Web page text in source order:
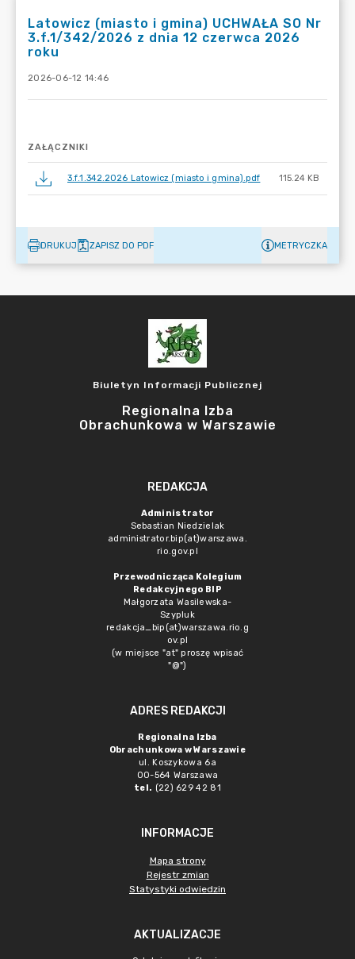
Latowicz (miasto i gmina) UCHWAŁA SO Nr
3.f.1/342/2026 z dnia 12 czerwca 2026
roku
2026-06-12 14:46
ZAŁĄCZNIKI
3.f.1.342.2026 Latowicz (miasto i gmina).pdf 115.24 KB
DRUKUJ ZAPISZ DO PDF METRYCZKA
Biuletyn Informacji Publicznej
Regionalna Izba
Obrachunkowa w Warszawie
REDAKCJA
Administrator
Sebastian Niedzielak
administrator.bip(at)warszawa.
rio.gov.pl
Przewodnicząca Kolegium
Redakcyjnego BIP
Małgorzata Wasilewska-
Szypluk
redakcja_bip(at)warszawa.rio.g
ov.pl
(w miejsce "at" proszę wpisać
"@")
ADRES REDAKCJI
Regionalna Izba
Obrachunkowa w Warszawie
ul. Koszykowa 6a
00-564 Warszawa
tel. (22) 629 42 81
INFORMACJE
Mapa strony
Rejestr zmian
Statystyki odwiedzin
AKTUALIZACJE